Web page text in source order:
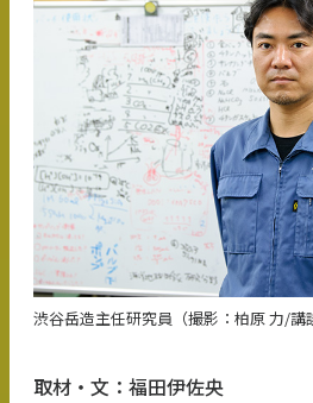
渋谷岳造主任研究員（撮影：柏原 力/講
取材・文：福田伊佐央